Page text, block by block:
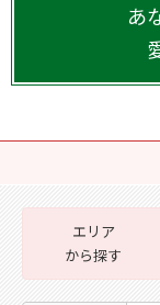
あ
エリア
から探す